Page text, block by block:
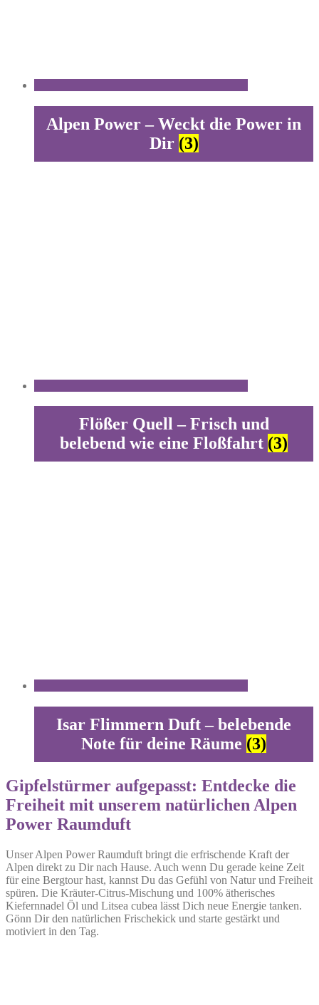
Alpen Power – Weckt die Power in
Dir (3)
Flößer Quell – Frisch und
belebend wie eine Floßfahrt (3)
Isar Flimmern Duft – belebende
Note für deine Räume (3)
Gipfelstürmer aufgepasst: Entdecke die
Freiheit mit unserem natürlichen Alpen
Power Raumduft
Unser Alpen Power Raumduft bringt die erfrischende Kraft der
Alpen direkt zu Dir nach Hause. Auch wenn Du gerade keine Zeit
für eine Bergtour hast, kannst Du das Gefühl von Natur und Freiheit
spüren. Die Kräuter-Citrus-Mischung und 100% ätherisches
Kiefernnadel Öl und Litsea cubea lässt Dich neue Energie tanken.
Gönn Dir den natürlichen Frischekick und starte gestärkt und
motiviert in den Tag.